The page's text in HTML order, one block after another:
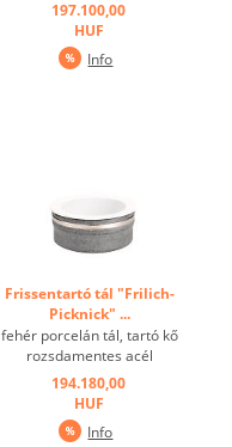
197.100,00
HUF
Info
Frissentartó tál "Frilich-
Picknick" ...
fehér porcelán tál, tartó kő
rozsdamentes acél
gyűrűvel, szigetelt betét,
hűtőakku ...
194.180,00
HUF
Info